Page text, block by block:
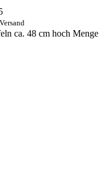
ca. 48 cm hoch Menge